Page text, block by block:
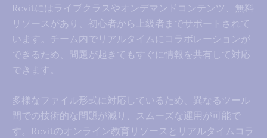
Revitにはライブクラスやオンデマンドコンテンツ、無料
リソースがあり、初心者から上級者までサポートされて
います。チーム内でリアルタイムにコラボレーションが
できるため、問題が起きてもすぐに情報を共有して対応
できます。
多様なファイル形式に対応しているため、異なるツール
間での技術的な問題が減り、スムーズな運用が可能で
す。Revitのオンライン教育リソースとリアルタイムコラ